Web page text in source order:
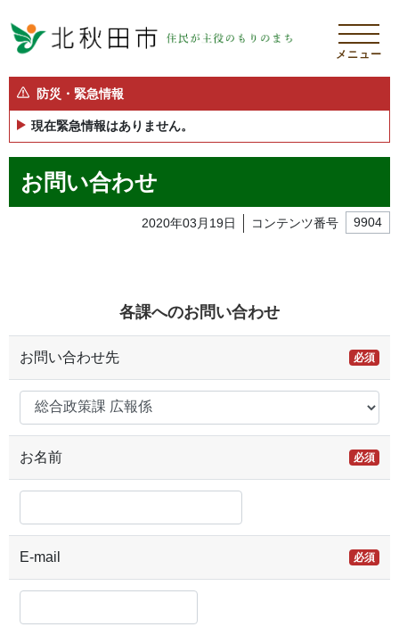
メニュー
防災・緊急情報
現在緊急情報はありません。
お問い合わせ
2020年03月19日 コンテンツ番号 9904
各課へのお問い合わせ
お問い合わせ先 必須
お名前 必須
E-mail 必須